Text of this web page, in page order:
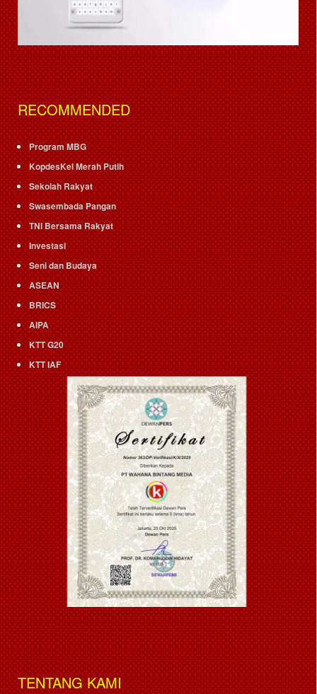
RECOMMENDED
Program MBG
KopdesKel Merah Putih
Sekolah Rakyat
Swasembada Pangan
TNI Bersama Rakyat
Investasi
Seni dan Budaya
ASEAN
BRICS
AIPA
KTT G20
KTT IAF
TENTANG KAMI